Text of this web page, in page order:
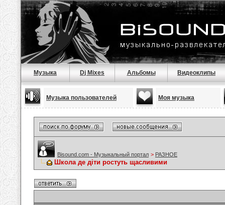
Музыка Dj Mixes Альбомы Видеоклипы
Музыка пользователей Моя музыка
Bisound.com - Музыкальный портал > РАЗНОЕ
Школа де діти ростуть щасливими